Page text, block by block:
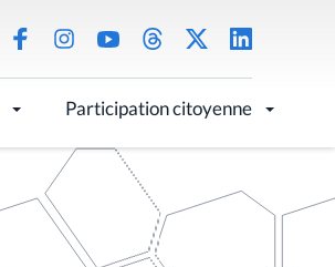
Participation citoyenne